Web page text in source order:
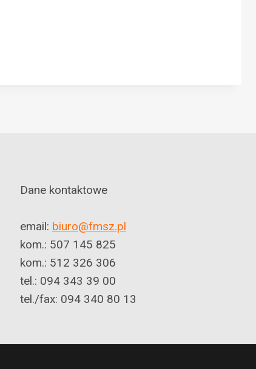
Dane kontaktowe
email: biuro@fmsz.pl
kom.: 507 145 825
kom.: 512 326 306
tel.: 094 343 39 00
tel./fax: 094 340 80 13